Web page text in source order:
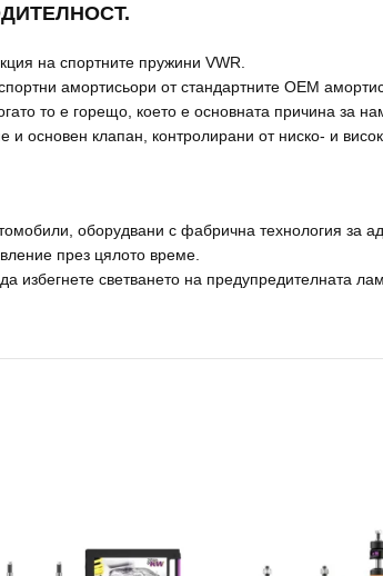
на спортните пружини VWR.
амортисьори от стандартните OEM
то е горещо, което е основната причина за
основен клапан, контролирани от ниско- и
оборудвани с фабрична технология за
през цялото време.
избегнете светването на предупредителната